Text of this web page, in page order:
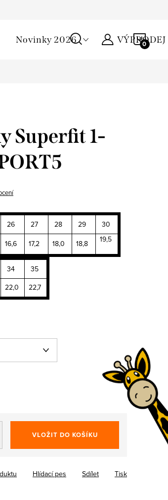
Novinky 2026 VÝPRODEJ
Superfit 1-
26 27 28 29
30
16,6 17,2 18,0 18,8 19,5
34
35
22,0
22,7
VLOŽIT DO KOŠÍKU
Tisk
Hlídací pes Sdílet